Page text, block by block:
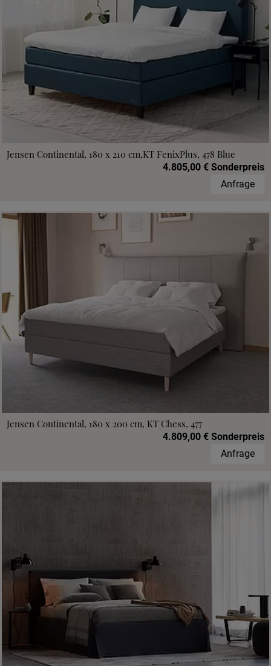
Jensen Continental, 180 x 210 cm,KT FenixPlus, 478 Blue
4.805,00 € Sonderpreis
Anfrage
Jensen Continental, 180 x 200 cm, KT Chess, 477
4.809,00 € Sonderpreis
Anfrage